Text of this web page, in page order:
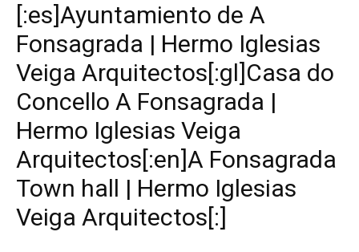
[:es]Ayuntamiento de A
Fonsagrada | Hermo Iglesias
Veiga Arquitectos[:gl]Casa do
Concello A Fonsagrada |
Hermo Iglesias Veiga
Arquitectos[:en]A Fonsagrada
Town hall | Hermo Iglesias
Veiga Arquitectos[:]